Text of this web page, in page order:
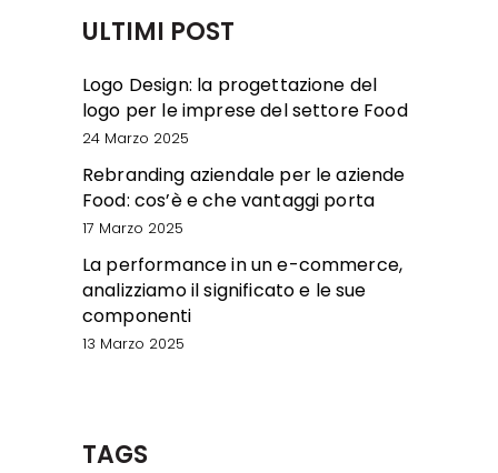
ULTIMI POST
Logo Design: la progettazione del
logo per le imprese del settore Food
24 Marzo 2025
Rebranding aziendale per le aziende
Food: cos’è e che vantaggi porta
17 Marzo 2025
La performance in un e-commerce,
analizziamo il significato e le sue
componenti
13 Marzo 2025
TAGS